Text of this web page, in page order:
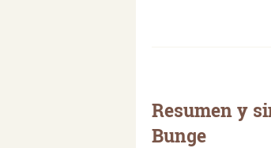
Resumen y
Bunge